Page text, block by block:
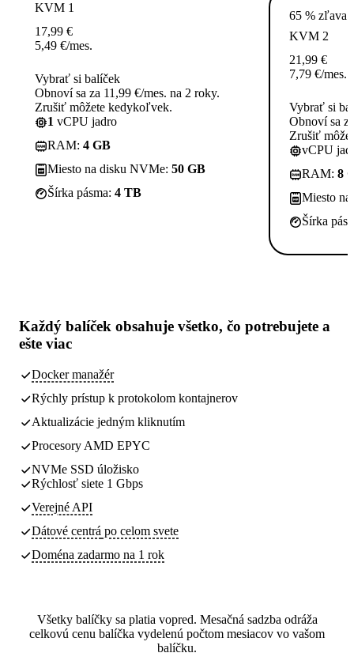
KVM 1
17,99 €
5,49 €/mes.
Vybrať si balíček
Obnoví sa za 11,99 €/mes. na 2 roky.
Zrušiť môžete kedykoľvek.
1 vCPU jadro
RAM: 4 GB
Miesto na disku NVMe: 50 GB
Šírka pásma: 4 TB
65 % zľava
KVM 2
21,99 €
7,79 €/mes.
Vybrať si
Obnoví sa
Zrušiť
vCPU
RAM: 8
Miesto
Šírka
Každý balíček obsahuje všetko, čo potrebujete a
ešte viac
Docker manažér
Rýchly prístup k protokolom kontajnerov
Aktualizácie jedným kliknutím
Procesory AMD EPYC
NVMe SSD úložisko
Rýchlosť siete 1 Gbps
Verejné API
Dátové centrá po celom svete
Doména zadarmo na 1 rok
Všetky balíčky sa platia vopred. Mesačná sadzba odráža
celkovú cenu balíčka vydelenú počtom mesiacov vo vašom
balíčku.